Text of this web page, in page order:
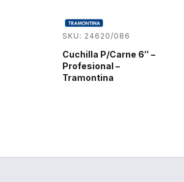
SKU: 24620/086
Cuchilla P/Carne 6″ –
Profesional –
Tramontina